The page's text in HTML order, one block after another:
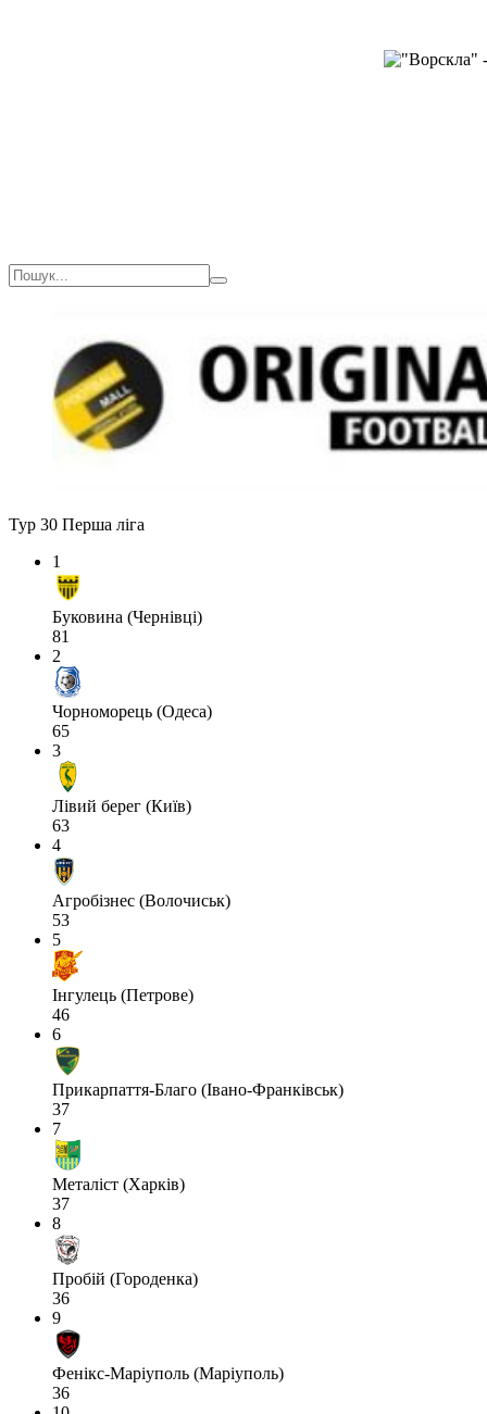
Тур 30 Перша ліга
1
Буковина (Чернівці)
81
2
Чорноморець (Одеса)
65
3
Лівий берег (Київ)
63
4
Агробізнес (Волочиськ)
53
5
Інгулець (Петрове)
46
6
Прикарпаття-Благо (Івано-Франківськ)
37
7
Металіст (Харків)
37
8
Пробій (Городенка)
36
9
Фенікс-Маріуполь (Маріуполь)
36